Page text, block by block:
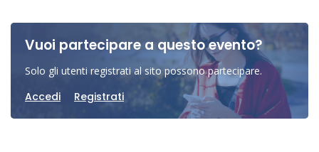
Vuoi partecipare a questo evento?
Solo gli utenti registrati al sito possono partecipare.
Accedi Registrati